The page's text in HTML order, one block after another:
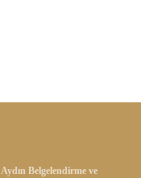
Aydın Belgelendirme ve